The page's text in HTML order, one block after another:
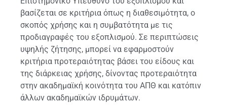
βασίζεται σε κριτήρια όπως η διαθεσιμότητα, ο
σκοπός χρήσης και η συμβατότητα με τις
προδιαγραφές του εξοπλισμού. Σε περιπτώσεις
υψηλής ζήτησης, μπορεί να εφαρμοστούν
κριτήρια προτεραιότητας βάσει του είδους και
της διάρκειας χρήσης, δίνοντας προτεραιότητα
στην ακαδημαϊκή κοινότητα του ΑΠΘ και κατόπιν
άλλων ακαδημαϊκών ιδρυμάτων.